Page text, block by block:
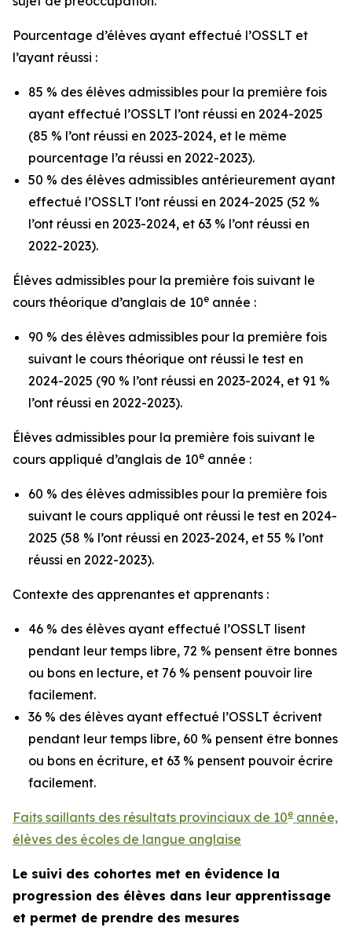
Pourcentage d’élèves ayant effectué l’OSSLT et
l’ayant réussi :
85 % des élèves admissibles pour la première fois
ayant effectué l’OSSLT l’ont réussi en 2024-2025
(85 % l’ont réussi en 2023-2024, et le même
pourcentage l’a réussi en 2022-2023).
50 % des élèves admissibles antérieurement ayant
effectué l’OSSLT l’ont réussi en 2024-2025 (52 %
l’ont réussi en 2023-2024, et 63 % l’ont réussi en
2022-2023).
Élèves admissibles pour la première fois suivant le
cours théorique d’anglais de 10e année :
90 % des élèves admissibles pour la première fois
suivant le cours théorique ont réussi le test en
2024-2025 (90 % l’ont réussi en 2023-2024, et 91 %
l’ont réussi en 2022-2023).
Élèves admissibles pour la première fois suivant le
cours appliqué d’anglais de 10e année :
60 % des élèves admissibles pour la première fois
suivant le cours appliqué ont réussi le test en 2024-
2025 (58 % l’ont réussi en 2023-2024, et 55 % l’ont
réussi en 2022-2023).
Contexte des apprenantes et apprenants :
46 % des élèves ayant effectué l’OSSLT lisent
pendant leur temps libre, 72 % pensent être bonnes
ou bons en lecture, et 76 % pensent pouvoir lire
facilement.
36 % des élèves ayant effectué l’OSSLT écrivent
pendant leur temps libre, 60 % pensent être bonnes
ou bons en écriture, et 63 % pensent pouvoir écrire
facilement.
Faits saillants des résultats provinciaux de 10e année,
élèves des écoles de langue anglaise
Le suivi des cohortes met en évidence la
progression des élèves dans leur apprentissage
et permet de prendre des mesures